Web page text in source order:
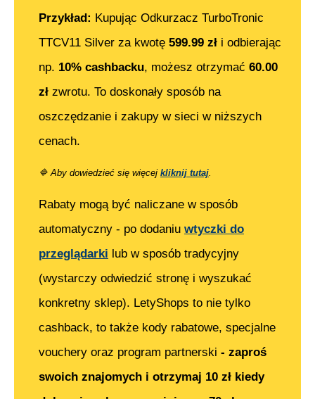
Przykład: Kupując Odkurzacz TurboTronic
TTCV11 Silver za kwotę 599.99 zł i odbierając
np. 10% cashbacku, możesz otrzymać 60.00
zł zwrotu. To doskonały sposób na
oszczędzanie i zakupy w sieci w niższych
cenach.
🔷 Aby dowiedzieć się więcej kliknij tutaj.
Rabaty mogą być naliczane w sposób
automatyczny - po dodaniu wtyczki do
przeglądarki lub w sposób tradycyjny
(wystarczy odwiedzić stronę i wyszukać
konkretny sklep). LetyShops to nie tylko
cashback, to także kody rabatowe, specjalne
vouchery oraz program partnerski - zaproś
swoich znajomych i otrzymaj 10 zł kiedy